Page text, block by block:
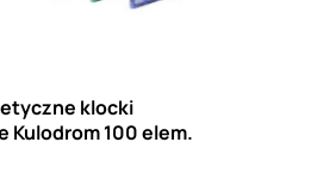
klocki
Kulodrom 100 elem.